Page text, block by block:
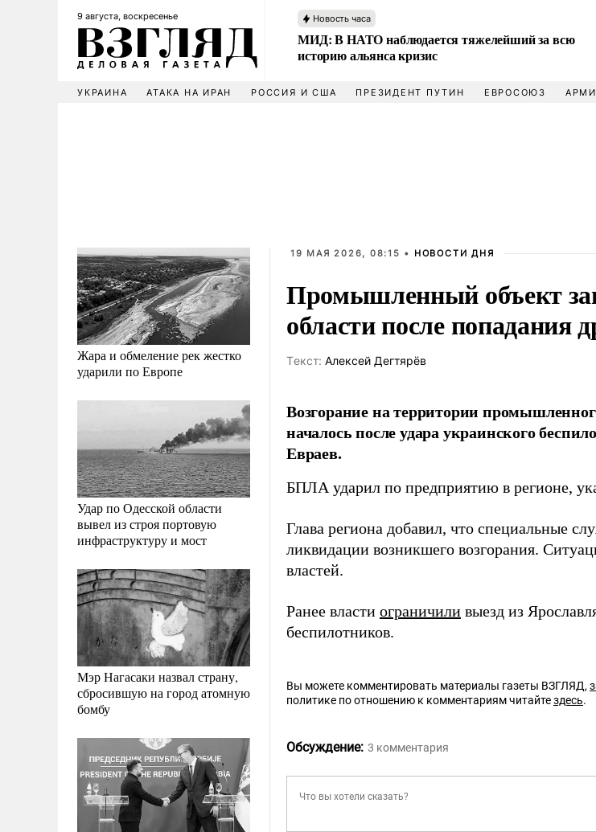
9 августа, воскресенье Новость часа
МИД: В НАТО наблюдается тяжелейший за всю
историю альянса кризис
УКРАИНА АТАКА НА ИРАН РОССИЯ И США ПРЕЗИДЕНТ ПУТИН ЕВРОСОЮЗ
Жара и обмеление рек жестко
ударили по Европе
Удар по Одесской области
вывел из строя портовую
инфраструктуру и мост
Мэр Нагасаки назвал страну,
сбросившую на город атомную
бомбу
19 МАЯ 2026, 08:15 • НОВОСТИ ДНЯ
Промышленный объект
области после попадания
Tекст: Алексей Дегтярёв
Возгорание на территории
началось после удара украинского
Евраев.
БПЛА ударил по предприятию в регионе,
Глава региона добавил, что специальные
ликвидации возникшего возгорания.
властей.
Ранее власти ограничили выезд из
беспилотников.
Вы можете комментировать материалы газеты ВЗГЛЯД,
политике по отношению к комментариям читайтездесь.
Обсуждение: 3 комментария